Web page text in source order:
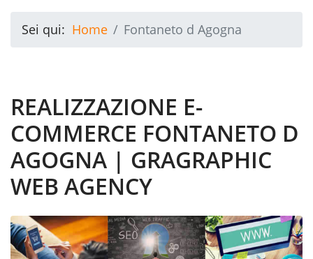
Sei qui: Home Fontaneto d Agogna
REALIZZAZIONE E-
COMMERCE FONTANETO D
AGOGNA | GRAGRAPHIC
WEB AGENCY